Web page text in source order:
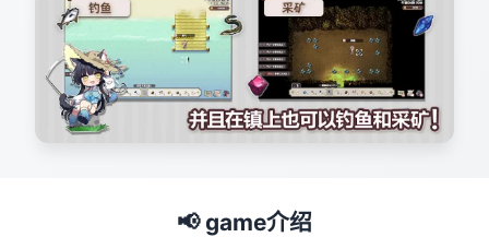
📢 game介绍